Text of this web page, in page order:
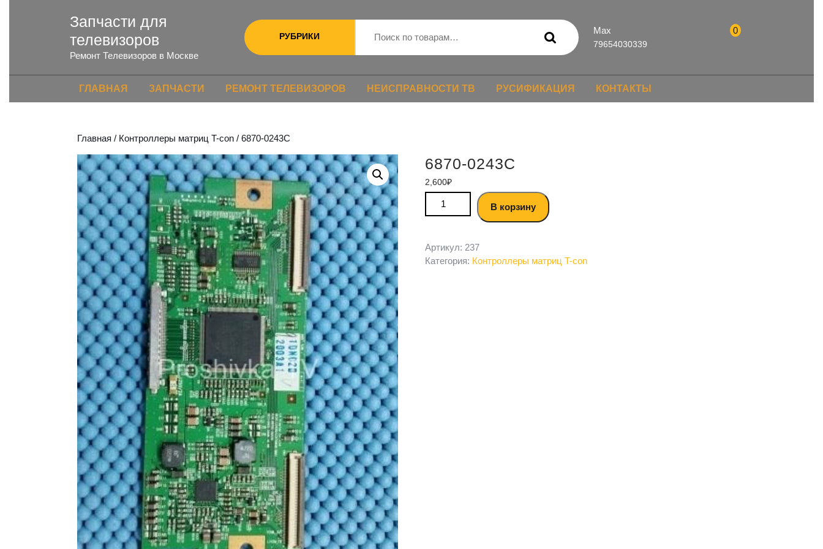
Запчасти для
телевизоров
Ремонт Телевизоров в Москве
РУБРИКИ
Max
79654030339
0
ГЛАВНАЯ ЗАПЧАСТИ РЕМОНТ ТЕЛЕВИЗОРОВ НЕИСПРАВНОСТИ ТВ РУСИФИКАЦИЯ КОНТАКТЫ
Главная / Контроллеры матриц T-con / 6870-0243C
6870-0243C
2,600₽
В корзину
Артикул: 237
Категория: Контроллеры матриц T-con